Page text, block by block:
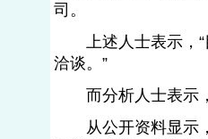
司。
上述人士表示，“
洽谈。”
而分析人士表示，
从公开资料显示，